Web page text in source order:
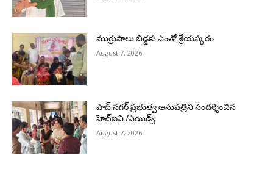
ముర్రుపాలు బిడ్డకు ఎంతో శ్రేయస్కరం
August 7, 2026
షాద్ నగర్ ప్రభుత్వ ఆసుపత్రిని సందర్శించిన
హెచ్ఐవి /ఎయిడ్స్
August 7, 2026